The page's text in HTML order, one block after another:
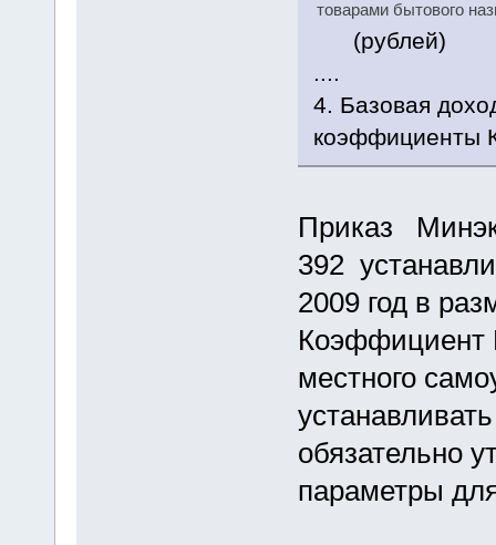
товарами бытового
(рублей)
....
4. Базовая
коэффициенты
Приказ
392
2009 год в
Коэффициент
местного
обязательно
параметры